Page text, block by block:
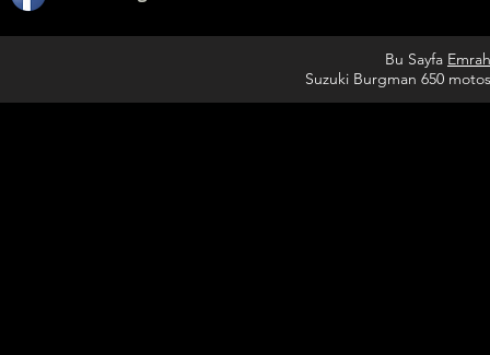
Bu Sayfa
Suzuki Burgman 650